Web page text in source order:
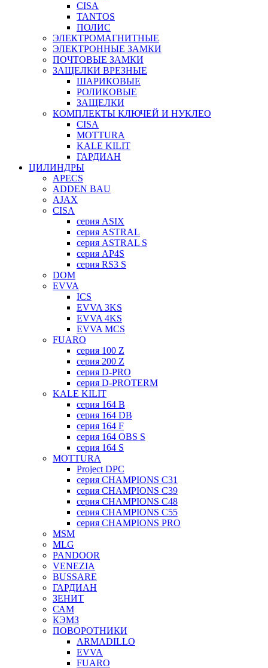
CISA
TANTOS
ПОЛИС
ЭЛЕКТРОМАГНИТНЫЕ
ЭЛЕКТРОННЫЕ ЗАМКИ
ПОЧТОВЫЕ ЗАМКИ
ЗАЩЕЛКИ ВРЕЗНЫЕ
ШАРИКОВЫЕ
РОЛИКОВЫЕ
ЗАЩЕЛКИ
КОМПЛЕКТЫ КЛЮЧЕЙ И НУКЛЕО
CISA
MOTTURA
KALE KILIT
ГАРДИАН
ЦИЛИНДРЫ
APECS
ADDEN BAU
AJAX
CISA
серия ASIX
серия ASTRAL
серия ASTRAL S
серия AP4S
серия RS3 S
DOM
EVVA
ICS
EVVA 3KS
EVVA 4KS
EVVA MCS
FUARO
серия 100 Z
серия 200 Z
серия D-PRO
серия D-PROTERM
KALE KILIT
серия 164 B
серия 164 DB
серия 164 F
серия 164 OBS S
серия 164 S
MOTTURA
Project DPC
серия CHAMPIONS C31
серия CHAMPIONS C39
серия CHAMPIONS C48
серия CHAMPIONS C55
серия CHAMPIONS PRO
MSM
MLG
PANDOOR
VENEZIA
BUSSARE
ГАРДИАН
ЗЕНИТ
САМ
КЭМЗ
ПОВОРОТНИКИ
ARMADILLO
EVVA
FUARO